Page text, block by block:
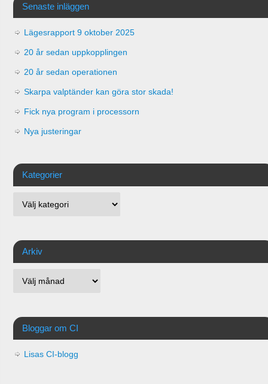
Senaste inläggen
Lägesrapport 9 oktober 2025
20 år sedan uppkopplingen
20 år sedan operationen
Skarpa valptänder kan göra stor skada!
Fick nya program i processorn
Nya justeringar
Kategorier
Arkiv
Bloggar om CI
Lisas CI-blogg